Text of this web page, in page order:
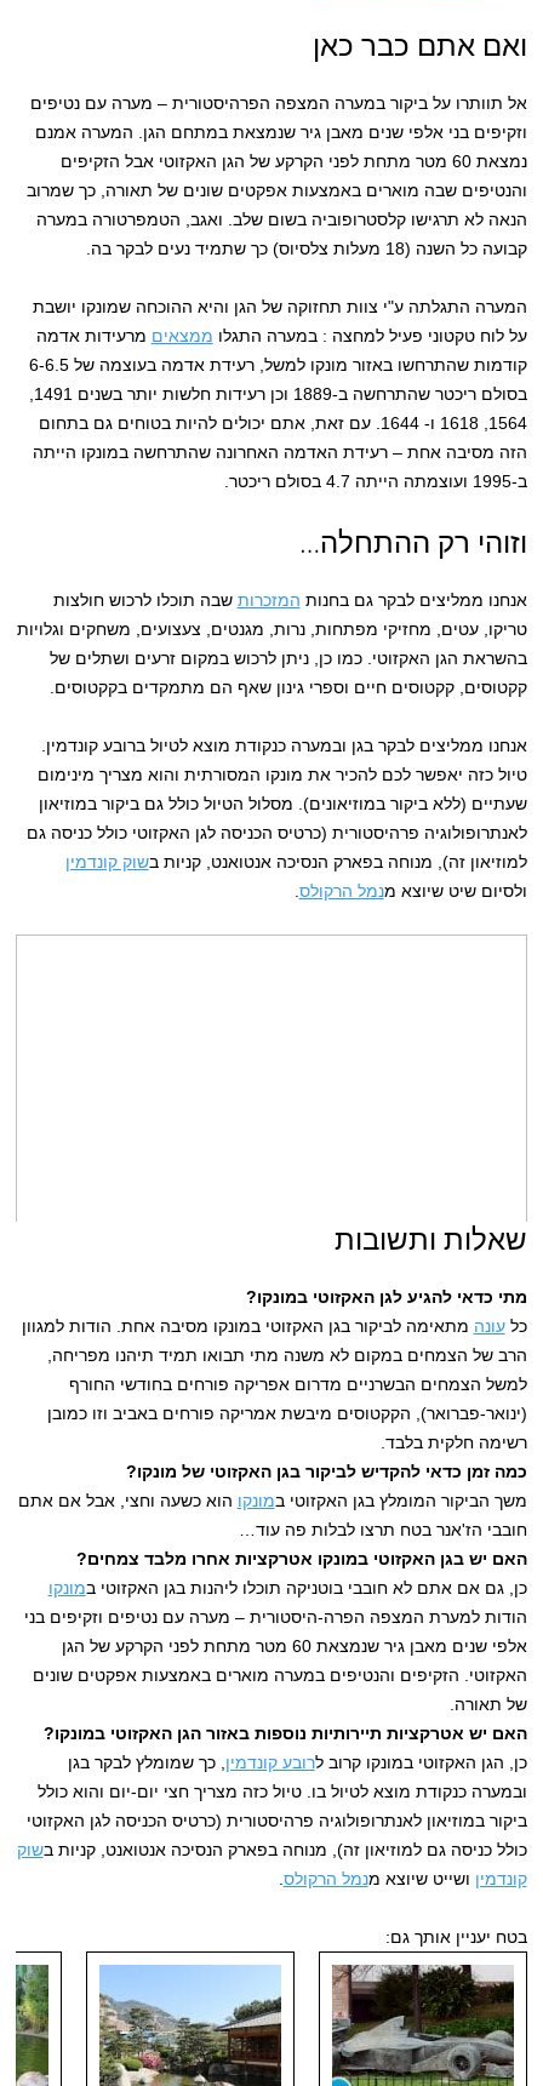
ואם אתם כבר כאן
אל תוותרו על ביקור במערה המצפה הפרהיסטורית – מערה עם נטיפים
וזקיפים בני אלפי שנים מאבן גיר שנמצאת במתחם הגן. המערה אמנם
נמצאת 60 מטר מתחת לפני הקרקע של הגן האקזוטי אבל הזקיפים
והנטיפים שבה מוארים באמצעות אפקטים שונים של תאורה, כך שמרוב
הנאה לא תרגישו קלסטרופוביה בשום שלב. ואגב, הטמפרטורה במערה
קבועה כל השנה (18 מעלות צלסיוס) כך שתמיד נעים לבקר בה.
המערה התגלתה ע"י צוות תחזוקה של הגן והיא ההוכחה שמונקו יושבת
על לוח טקטוני פעיל למחצה : במערה התגלו ממצאים מרעידות אדמה
קודמות שהתרחשו באזור מונקו למשל, רעידת אדמה בעוצמה של 6-6.5
1564, 1618 ו- 1644. עם זאת, אתם יכולים להיות בטוחים גם בתחום
הזה מסיבה אחת – רעידת האדמה האחרונה שהתרחשה במונקו הייתה
ב-1995 ועוצמתה הייתה 4.7 בסולם ריכטר.
וזוהי רק ההתחלה…
אנחנו ממליצים לבקר גם בחנות המזכרות שבה תוכלו לרכוש חולצות
טריקו, עטים, מחזיקי מפתחות, נרות, מגנטים, צעצועים, משחקים וגלויות
בהשראת הגן האקזוטי. כמו כן, ניתן לרכוש במקום זרעים ושתלים של
קקטוסים, קקטוסים חיים וספרי גינון שאף הם מתמקדים בקקטוסים.
אנחנו ממליצים לבקר בגן ובמערה כנקודת מוצא לטיול ברובע קונדמין.
טיול כזה יאפשר לכם להכיר את מונקו המסורתית והוא מצריך מינימום
שעתיים (ללא ביקור במוזיאונים). מסלול הטיול כולל גם ביקור במוזיאון
לאנתרופולוגיה פרהיסטורית (כרטיס הכניסה לגן האקזוטי כולל כניסה גם
למוזיאון זה), מנוחה בפארק הנסיכה אנטואנט, קניות בשוק קונדמין
ולסיום שיט שיוצא מנמל הרקולס
שאלות ותשובות
מתי כדאי להגיע לגן האקזוטי במונקו?
כלעונה מתאימה לביקור בגן האקזוטי במונקו מסיבה אחת. הודות למגוון
הרב של הצמחים במקום לא משנה מתי תבואו תמיד תיהנו מפריחה,
למשל הצמחים הבשרניים מדרום אפריקה פורחים בחודשי החורף
(ינואר-פברואר), הקקטוסים מיבשת אמריקה פורחים באביב וזו כמובן
רשימה חלקית בלבד.
כמה זמן כדאי להקדיש לביקור בגן האקזוטי של מונקו?
משך הביקור המומלץ בגן האקזוטי במונקו הוא כשעה וחצי, אבל אם אתם
חובבי הז'אנר בטח תרצו לבלות פה עוד…
האם יש בגן האקזוטי במונקו אטרקציות אחרו מלבד צמחים?
כן, גם אם אתם לא חובבי בוטניקה תוכלו ליהנות בגן האקזוטי במונקו
הודות למערת המצפה הפרה-היסטורית – מערה עם נטיפים וזקיפים בני
אלפי שנים מאבן גיר שנמצאת 60 מטר מתחת לפני הקרקע של הגן
האקזוטי. הזקיפים והנטיפים במערה מוארים באמצעות אפקטים שונים
של תאורה.
האם יש אטרקציות תיירותיות נוספות באזור הגן האקזוטי במונקו?
כן, הגן האקזוטי במונקו קרוב לרובע קונדמין , כך שמומלץ לבקר בגן
ובמערה כנקודת מוצא לטיול בו. טיול כזה מצריך חצי יום-יום והוא כולל
ביקור במוזיאון לאנתרופולוגיה פרהיסטורית (כרטיס הכניסה לגן האקזוטי
כולל כניסה גם למוזיאון זה), מנוחה בפארק הנסיכה אנטואנט, קניות בשוק
קונדמין ושייט שיוצא מנמל הרקולס
בטח יעניין אותך גם: